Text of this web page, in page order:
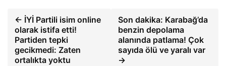
← İYİ Partili isim online
olarak istifa etti!
Partiden tepki
gecikmedi: Zaten
ortalıkta yoktu
Son dakika: Karabağ’da
benzin depolama
alanında patlama! Çok
sayıda ölü ve yaralı var
→